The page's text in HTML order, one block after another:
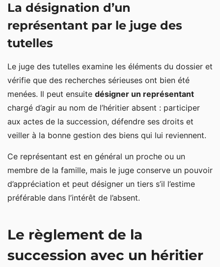
La désignation d’un
représentant par le juge des
tutelles
Le juge des tutelles examine les éléments du dossier et
vérifie que des recherches sérieuses ont bien été
menées. Il peut ensuite désigner un représentant
chargé d’agir au nom de l’héritier absent : participer
aux actes de la succession, défendre ses droits et
veiller à la bonne gestion des biens qui lui reviennent.
Ce représentant est en général un proche ou un
membre de la famille, mais le juge conserve un pouvoir
d’appréciation et peut désigner un tiers s’il l’estime
préférable dans l’intérêt de l’absent.
Le règlement de la
succession avec un héritier